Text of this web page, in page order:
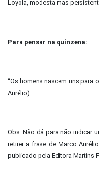
Loyola, modesta mas
Para pensar na quinzena:
“Os homens nascem uns para
Aurélio)
Obs. Não dá para não indicar
retirei a frase de Marco
publicado pela Editora Martins